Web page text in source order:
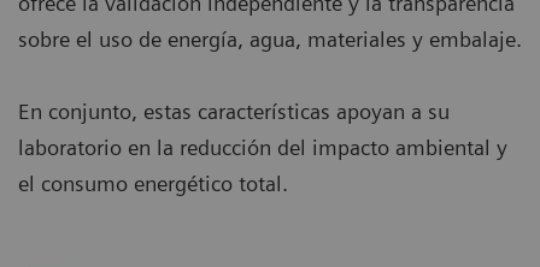
sobre el uso de energía, agua, materiales y embalaje.
En conjunto, estas características apoyan a su
laboratorio en la reducción del impacto ambiental y
el consumo energético total.